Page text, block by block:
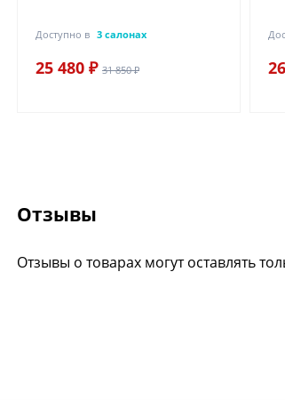
Доступно в 3 салонах
25 480 ₽ 31 850 ₽
Отзывы
Отзывы о товарах могут оставлять